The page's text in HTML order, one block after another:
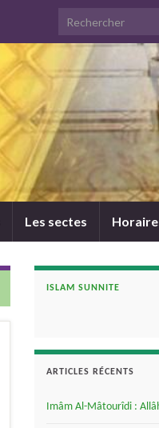
Search for:
Les sectes
ISLAM SUNNITE
ARTICLES RÉCENTS
Imâm Al-Mâtourîdi :